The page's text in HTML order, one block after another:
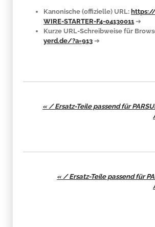
Kanonische (offizielle) URL:
WIRE-STARTER-F4-04130011 ➔
Kurze URL-Schreibweise für
yerd.de/?a=913 ➔
« / Ersatz-Teile passend für
« / Ersatz-Teile passend für